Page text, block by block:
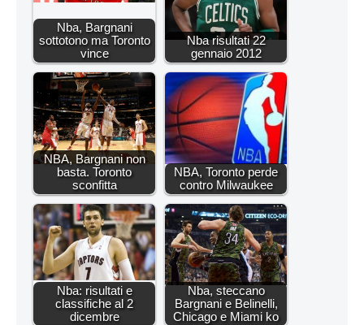
Nba, Bargnani
sottotono ma Toronto
vince
Nba risultati 22
gennaio 2012
NBA, Bargnani non
basta. Toronto
sconfitta
NBA, Toronto perde
contro Milwaukee
Nba: risultati e
classifiche al 2
dicembre
Nba, steccano
Bargnani e Belinelli,
Chicago e Miami ko